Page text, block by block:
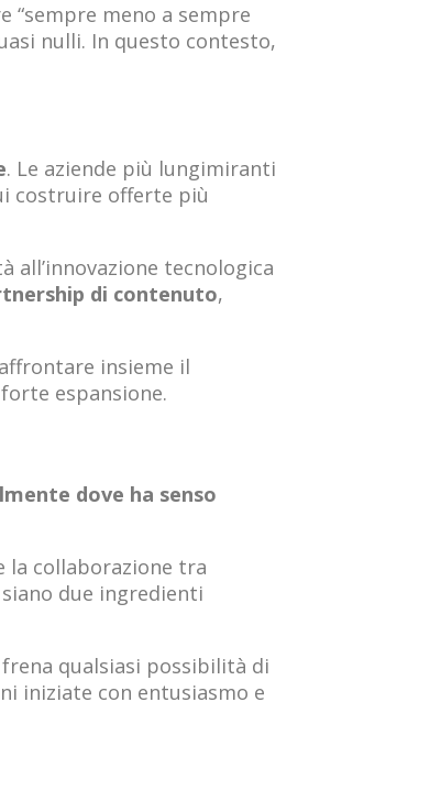
“sempre meno a sempre
nulli. In questo contesto,
. Le aziende più lungimiranti
costruire offerte più
all’innovazione tecnologica
di contenuto,
insieme il
espansione.
dove ha senso
la collaborazione tra
due ingredienti
qualsiasi possibilità di
iniziate con entusiasmo e